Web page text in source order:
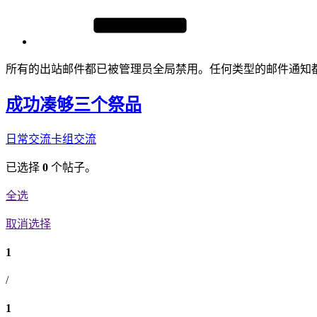
所有的出站邮件都已被管理员全局禁用。任何类型的邮件通知
成功凑够三个祭品
日常交流卡组交流
已选择 0 个帖子。
全选
取消选择
1
/
1